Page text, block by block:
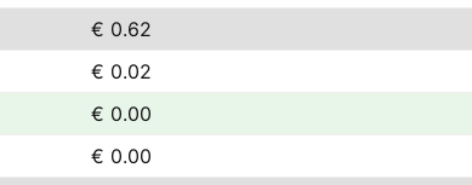
€ 0.62
€ 0.02
€ 0.00
€ 0.00